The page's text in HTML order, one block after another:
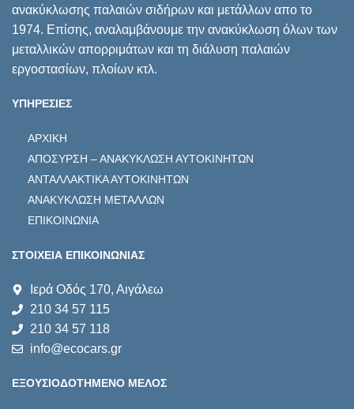
ανακύκλωσης παλαιών σιδήρων και μετάλλων απο το
1974. Επίσης, αναλαμβάνουμε την ανακύκλωση όλων των
μεταλλικών απορριμάτων και τη διάλυση παλαιών
εργοστασίων, πλοίων κτλ.
ΥΠΗΡΕΣΙΕΣ
ΑΡΧΙΚΗ
ΑΠΟΣΥΡΣΗ – ΑΝΑΚΥΚΛΩΣΗ ΑΥΤΟΚΙΝΗΤΩΝ
ΑΝΤΑΛΛΑΚΤΙΚΑ ΑΥΤΟΚΙΝΗΤΩΝ
ΑΝΑΚΥΚΛΩΣΗ ΜΕΤΑΛΛΩΝ
ΕΠΙΚΟΙΝΩΝΙΑ
ΣΤΟΙΧΕΙΑ ΕΠΙΚΟΙΝΩΝΙΑΣ
Ιερά Οδός 170, Αιγάλεω
210 34 57 115
210 34 57 118
info@ecocars.gr
ΕΞΟΥΣΙΟΔΟΤΗΜΕΝΟ ΜΕΛΟΣ